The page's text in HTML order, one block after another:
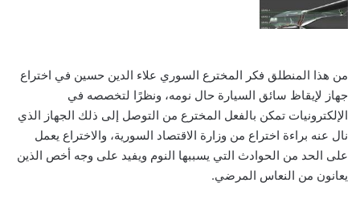
من هذا المنطلق فكر المخترع السوري علاء الدين حسين في اختراع
جهاز لإيقاظ سائق السيارة حال نومه، ونظرًا لتخصصه في
الإلكترونيات تمكن بالفعل المخترع من التوصل إلى ذلك الجهاز الذي
نال عنه براءة اختراع من وزارة الاقتصاد السورية، والاختراع يعمل
على الحد من الحوادث التي يسببها النوم ويفيد على وجه أخص الذين
يعانون من النعاس المرضي.